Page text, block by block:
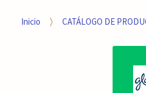
p
r
Inicio CATÁLOGO DE